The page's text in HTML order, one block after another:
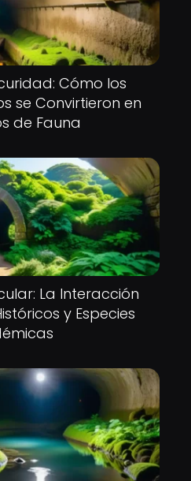
Cómo los
se Convirtieron en
de Fauna
La Interacción
y Especies